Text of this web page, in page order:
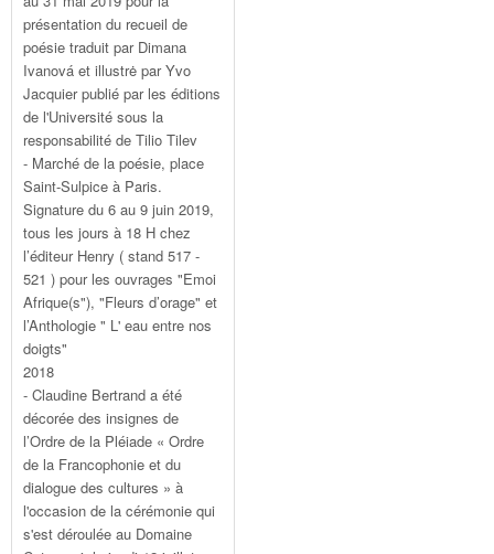
présentation du recueil de
poésie traduit par Dimana
Ivanová et illustrė par Yvo
Jacquier publié par les éditions
de l'Université sous la
responsabilité de Tilio Tilev
- Marché de la poésie, place
Saint-Sulpice à Paris.
Signature du 6 au 9 juin 2019,
tous les jours à 18 H chez
l’éditeur Henry ( stand 517 -
521 ) pour les ouvrages "Emoi
Afrique(s"), "Fleurs d’orage" et
l’Anthologie " L' eau entre nos
doigts"
2018
- Claudine Bertrand a été
décorée des insignes de
l’Ordre de la Pléiade « Ordre
de la Francophonie et du
dialogue des cultures » à
l'occasion de la cérémonie qui
s'est déroulée au Domaine